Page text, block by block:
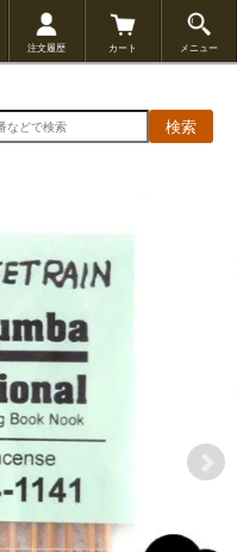
注文履歴 カート メニュー
検索